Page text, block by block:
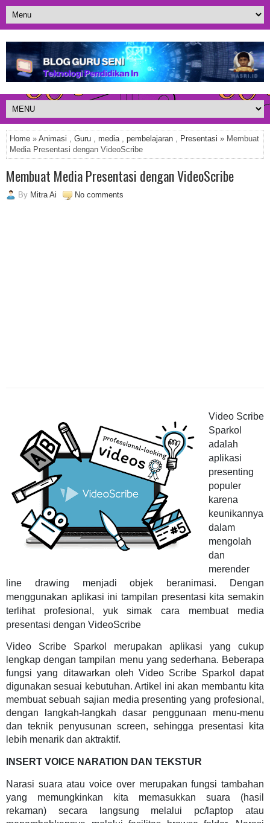
Home » Animasi Guru media pembelajaran Presentasi » Membuat
Media Presentasi dengan VideoScribe
Membuat Media Presentasi dengan VideoScribe
By Mitra Ai No comments
Video Scribe
Sparkol
adalah
aplikasi
presenting
populer
karena
keunikannya
dalam
mengolah
dan
merender
line drawing menjadi objek beranimasi. Dengan
menggunakan aplikasi ini tampilan presentasi kita semakin
terlihat profesional, yuk simak cara membuat media
presentasi dengan VideoScribe
Video Scribe Sparkol merupakan aplikasi yang cukup
lengkap dengan tampilan menu yang sederhana. Beberapa
fungsi yang ditawarkan oleh Video Scribe Sparkol dapat
digunakan sesuai kebutuhan. Artikel ini akan membantu kita
membuat sebuah sajian media presenting yang profesional,
dengan langkah-langkah dasar penggunaan menu-menu
dan teknik penyusunan screen, sehingga presentasi kita
lebih menarik dan aktraktif.
INSERT VOICE NARATION DAN TEKSTUR
Narasi suara atau voice over merupakan fungsi tambahan
yang memungkinkan kita memasukkan suara (hasil
rekaman) secara langsung melalui pc/laptop atau